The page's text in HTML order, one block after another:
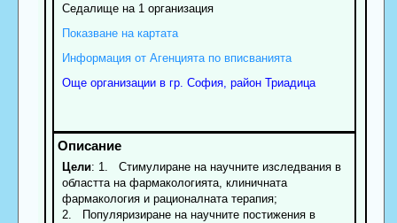
Седалище на 1 организация
Показване на картата
Информация от Агенцията по вписванията
Още организации в гр. София, район Триадица
Цели: 1. Стимулиране на научните изследвания в
областта на фармакологията, клиничната
фармакология и рационалната терапия;
2. Популяризиране на научните постижения в